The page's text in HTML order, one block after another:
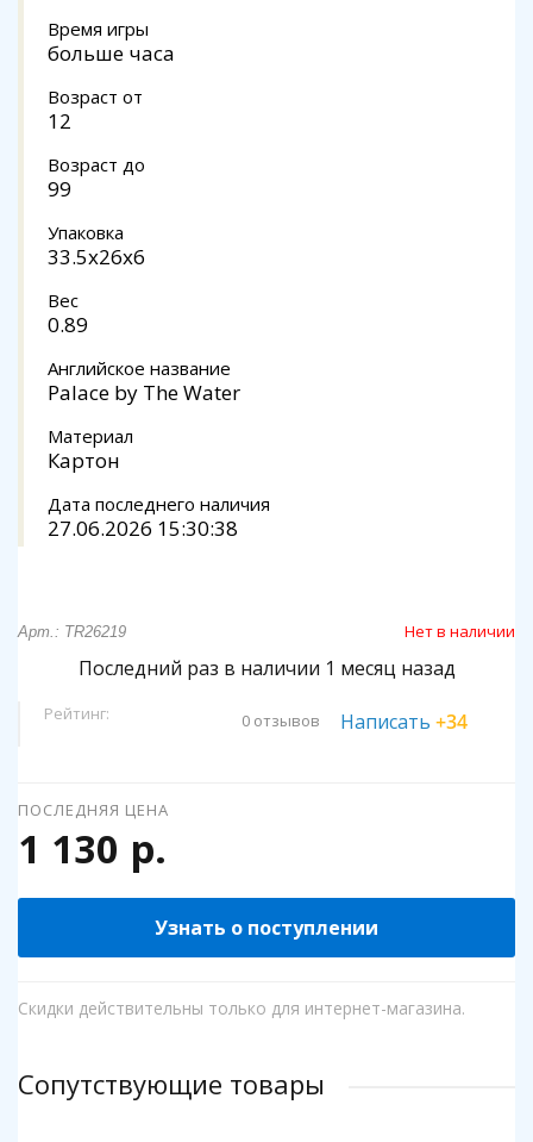
Время игры
больше часа
Возраст от
12
Возраст до
99
Упаковка
33.5x26x6
Вес
0.89
Английское название
Palace by The Water
Материал
Картон
Дата последнего наличия
27.06.2026 15:30:38
Арт.: TR26219 Нет в наличии
Последний раз в наличии 1 месяц назад
Рейтинг: 0 отзывов Написать +34
ПОСЛЕДНЯЯ ЦЕНА
1 130 р.
Узнать о поступлении
Скидки действительны только для интернет-магазина.
Сопутствующие товары